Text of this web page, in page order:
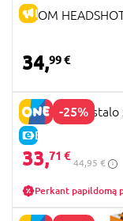
IŠPARDAVIMAS
KROM
34,99 €
-25%
E-KAINA
MONOPOLY
33,71 €
44,95 €
Perkant papildomą